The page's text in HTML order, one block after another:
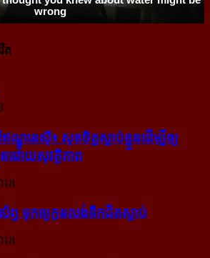
ត
ឥណ្ឌូនេស៊ី៖ សុខចិត្ត​ស្លាប់​ខ្លួន​ដើម្បី​ឲ្យ​
ដោយ​សុវត្ថិភាព
ព្ទ ទុក​ឲ្យ​កូន​លង់​ទឹក​ជិត​ស្លាប់